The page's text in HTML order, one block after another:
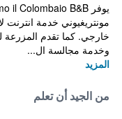
مونتريغيوني خدمة
خارجي. كما تقدم
وخدمة مجالسة ال...
المزيد
من الجيد أن تعلم